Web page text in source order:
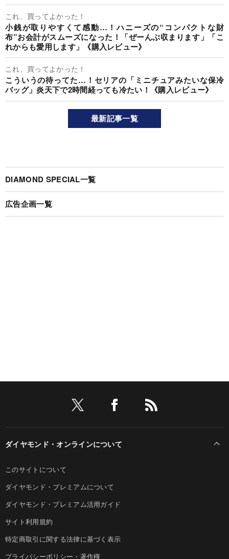
これ、買ってよかった！
小銭が取りやすくて感動…！ハニーズの“コンパクトな財
布”お会計がスムーズになった！「ぜーんぶ収まります」「こ
れからも愛用します」《購入レビュー》
これ、買ってよかった！
こういうの待ってた…！セリアの「ミニチュアみたいな保冷
バッグ」炎天下で2時間経っても冷たい！《購入レビュー》
最新記事一覧
DIAMOND SPECIAL一覧
広告企画一覧
ダイヤモンド・オンラインについて
このサイトについて
ダイヤモンド・プレミアムについて
ダイヤモンド・プレミアム活用ガイド
サイト利用規約
特定商取引に関する法律に基づく表示
プライバシーポリシー・著作権